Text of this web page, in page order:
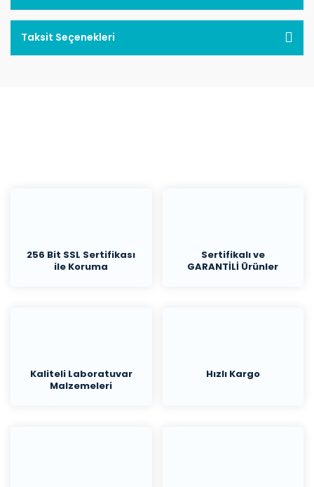
Taksit Seçenekleri
256 Bit SSL Sertifikası
ile Koruma
Sertifikalı ve
GARANTİLİ Ürünler
Kaliteli Laboratuvar
Malzemeleri
Hızlı Kargo